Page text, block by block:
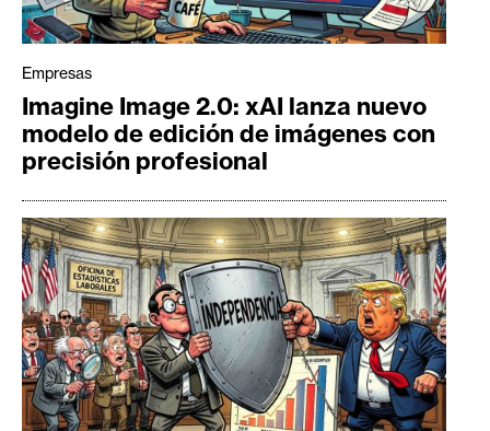
Empresas
Imagine Image 2.0: xAI lanza nuevo
modelo de edición de imágenes con
precisión profesional